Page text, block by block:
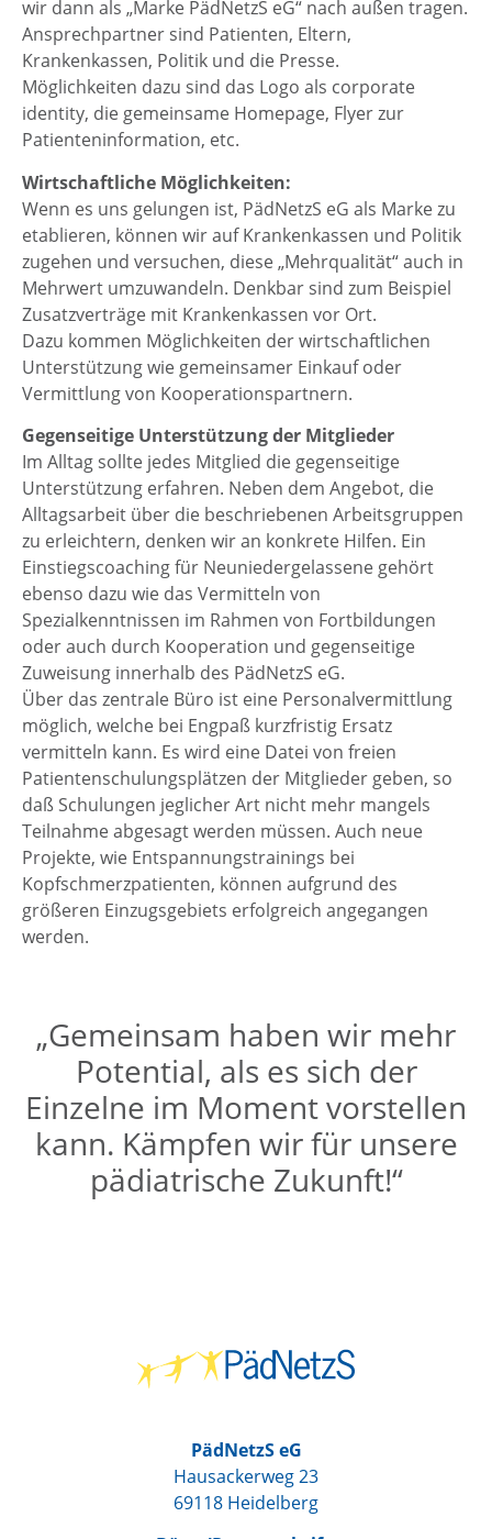
wir dann als „Marke PädNetzS eG“ nach außen tragen.
Ansprechpartner sind Patienten, Eltern,
Krankenkassen, Politik und die Presse.
Möglichkeiten dazu sind das Logo als corporate
identity, die gemeinsame Homepage, Flyer zur
Patienteninformation, etc.
Wirtschaftliche Möglichkeiten:
Wenn es uns gelungen ist, PädNetzS eG als Marke zu
etablieren, können wir auf Krankenkassen und Politik
zugehen und versuchen, diese „Mehrqualität“ auch in
Mehrwert umzuwandeln. Denkbar sind zum Beispiel
Zusatzverträge mit Krankenkassen vor Ort.
Dazu kommen Möglichkeiten der wirtschaftlichen
Unterstützung wie gemeinsamer Einkauf oder
Vermittlung von Kooperationspartnern.
Gegenseitige Unterstützung der Mitglieder
Im Alltag sollte jedes Mitglied die gegenseitige
Unterstützung erfahren. Neben dem Angebot, die
Alltagsarbeit über die beschriebenen Arbeitsgruppen
zu erleichtern, denken wir an konkrete Hilfen. Ein
Einstiegscoaching für Neuniedergelassene gehört
ebenso dazu wie das Vermitteln von
Spezialkenntnissen im Rahmen von Fortbildungen
oder auch durch Kooperation und gegenseitige
Zuweisung innerhalb des PädNetzS eG.
Über das zentrale Büro ist eine Personalvermittlung
möglich, welche bei Engpaß kurzfristig Ersatz
vermitteln kann. Es wird eine Datei von freien
Patientenschulungsplätzen der Mitglieder geben, so
daß Schulungen jeglicher Art nicht mehr mangels
Teilnahme abgesagt werden müssen. Auch neue
Projekte, wie Entspannungstrainings bei
Kopfschmerzpatienten, können aufgrund des
größeren Einzugsgebiets erfolgreich angegangen
werden.
„Gemeinsam haben wir mehr
Potential, als es sich der
Einzelne im Moment vorstellen
kann. Kämpfen wir für unsere
pädiatrische Zukunft!“
PädNetzS eG
Hausackerweg 23
69118 Heidelberg